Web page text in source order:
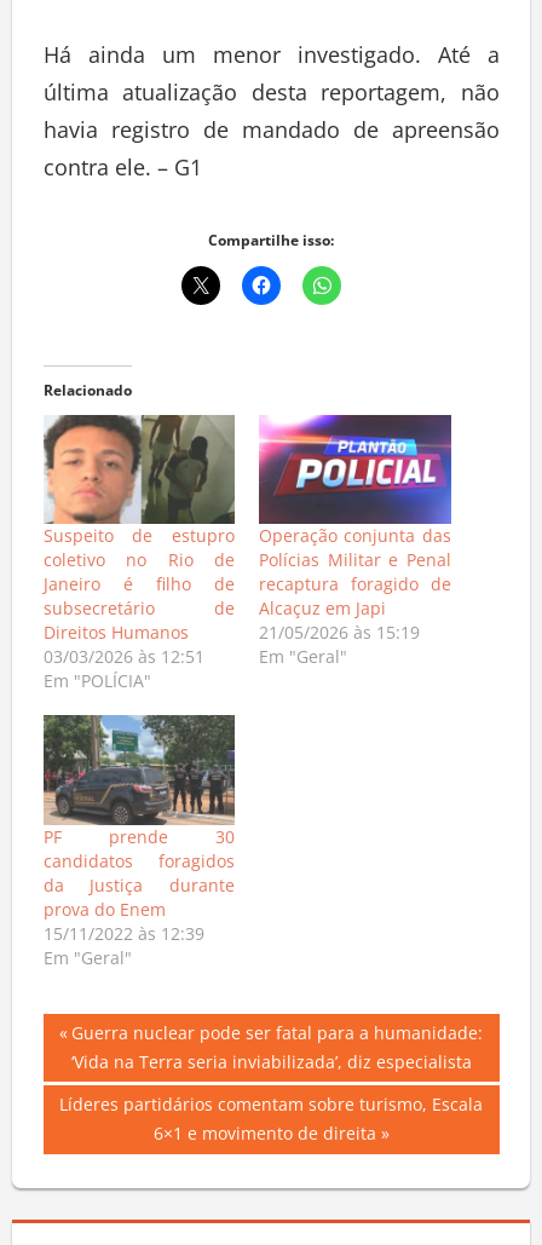
Há ainda um menor investigado. Até a
última atualização desta reportagem, não
havia registro de mandado de apreensão
contra ele. – G1
Compartilhe isso:
Relacionado
Suspeito de estupro
coletivo no Rio de
Janeiro é filho de
subsecretário de
Direitos Humanos
03/03/2026 às 12:51
Em "POLÍCIA"
Operação conjunta das
Polícias Militar e Penal
recaptura foragido de
Alcaçuz em Japi
21/05/2026 às 15:19
Em "Geral"
PF prende 30
candidatos foragidos
da Justiça durante
prova do Enem
15/11/2022 às 12:39
Em "Geral"
Navegação
de
Previous
Post:
Guerra nuclear pode ser fatal para a humanidade:
‘Vida na Terra seria inviabilizada’, diz especialista
Next
Líderes partidários comentam sobre turismo, Escala
6×1 e movimento de direita